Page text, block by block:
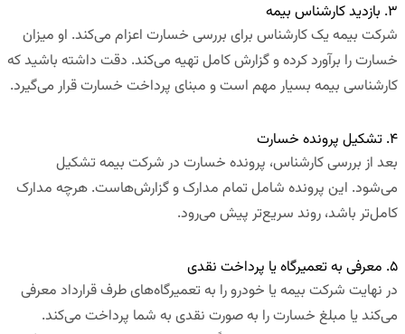
۳. بازدید کارشناس بیمه
شرکت بیمه یک کارشناس برای بررسی خسارت اعزام می‌کند. او میزان
خسارت را برآورد کرده و گزارش کامل تهیه می‌کند. دقت داشته باشید که
کارشناسی بیمه بسیار مهم است و مبنای پرداخت خسارت قرار می‌گیرد.
۴. تشکیل پرونده خسارت
بعد از بررسی کارشناس، پرونده خسارت در شرکت بیمه تشکیل
می‌شود. این پرونده شامل تمام مدارک و گزارش‌هاست. هرچه مدارک
کامل‌تر باشد، روند سریع‌تر پیش می‌رود.
۵. معرفی به تعمیرگاه یا پرداخت نقدی
در نهایت شرکت بیمه یا خودرو را به تعمیرگاه‌های طرف قرارداد معرفی
می‌کند یا مبلغ خسارت را به صورت نقدی به شما پرداخت می‌کند.